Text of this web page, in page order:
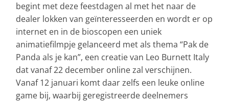
begint met deze feestdagen al met het naar de
dealer lokken van geïnteresseerden en wordt er op
internet en in de bioscopen een uniek
animatiefilmpje gelanceerd met als thema “Pak de
Panda als je kan”, een creatie van Leo Burnett Italy
dat vanaf 22 december online zal verschijnen.
Vanaf 12 januari komt daar zelfs een leuke online
game bij, waarbij geregistreerde deelnemers